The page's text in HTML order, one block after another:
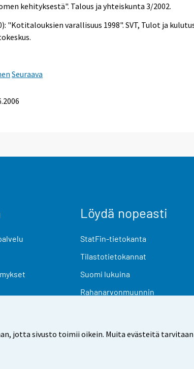
jotta sivusto toimii oikein. Muita evästeitä
kehityksestä". Talous ja yhteiskunta 3/2002.
"Kotitalouksien varallisuus 1998". SVT, Tulot ja
Seuraava
Löydä nopeasti
StatFin-tietokanta
Tilastotietokannat
Suomi lukuina
Rahanarvonmuunnin